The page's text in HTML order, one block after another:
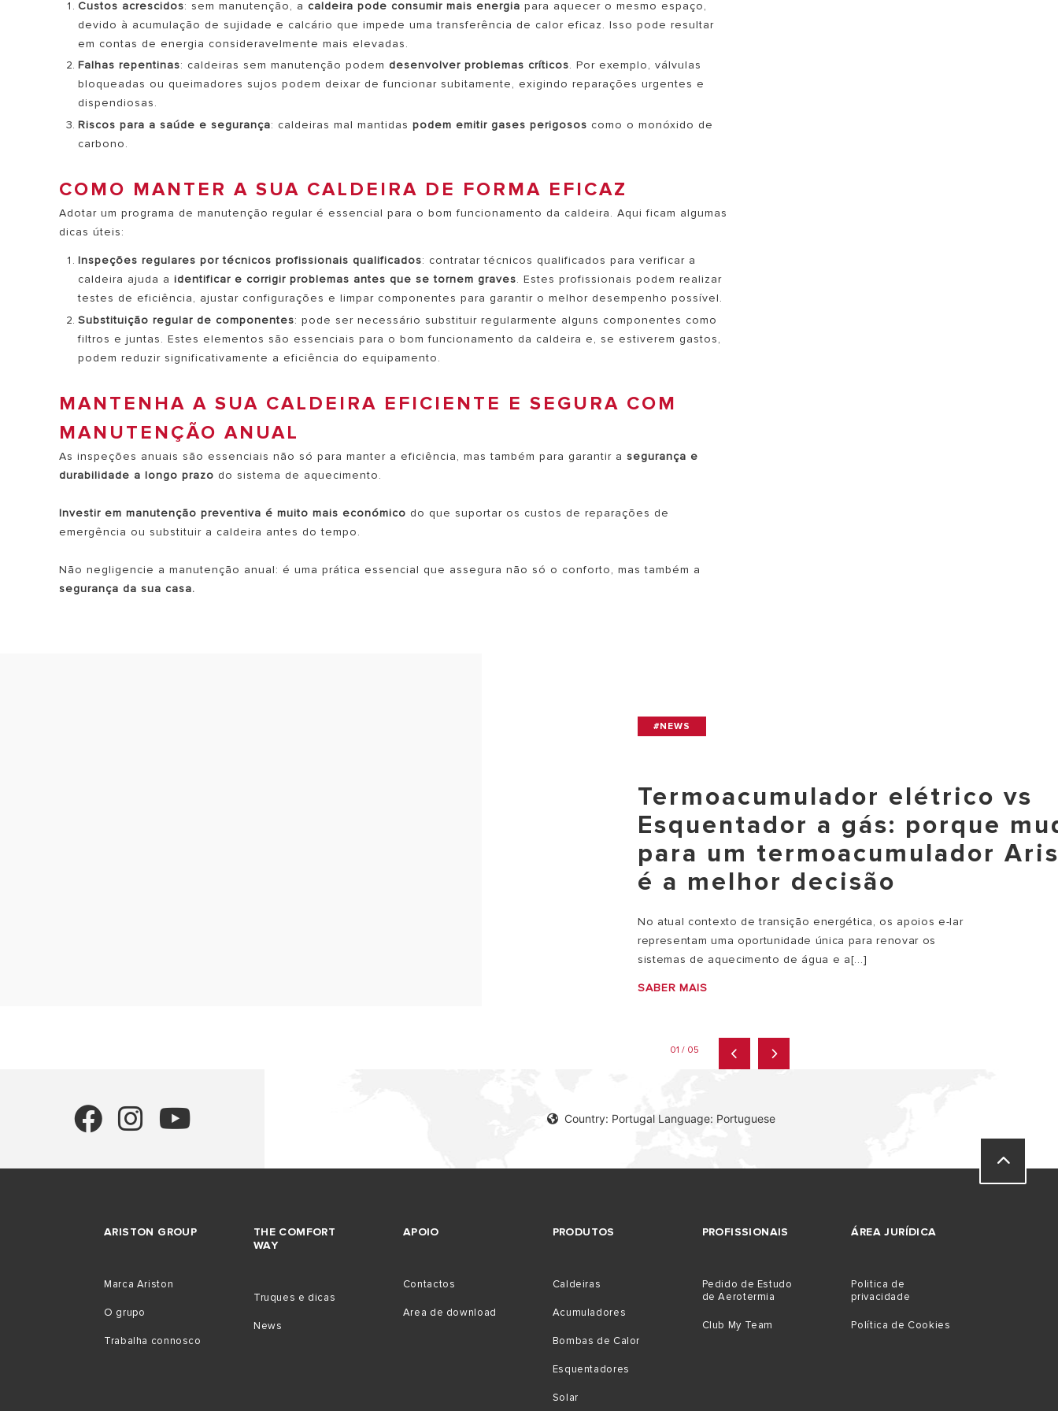
Custos acrescidos: sem manutenção, a caldeira pode consumir mais energia para aquecer o mesmo espaço,
devido à acumulação de sujidade e calcário que impede uma transferência de calor eficaz. Isso pode resultar
em contas de energia consideravelmente mais elevadas.
Falhas repentinas: caldeiras sem manutenção podem desenvolver problemas críticos. Por exemplo, válvulas
bloqueadas ou queimadores sujos podem deixar de funcionar subitamente, exigindo reparações urgentes e
dispendiosas.
Riscos para a saúde e segurança: caldeiras mal mantidas podem emitir gases perigosos como o monóxido de
carbono.
COMO MANTER A SUA CALDEIRA DE FORMA EFICAZ
Adotar um programa de manutenção regular é essencial para o bom funcionamento da caldeira. Aqui ficam algumas
dicas úteis:
Inspeções regulares por técnicos profissionais qualificados: contratar técnicos qualificados para verificar a
caldeira ajuda aidentificar e corrigir problemas antes que se tornem graves. Estes profissionais podem realizar
testes de eficiência, ajustar configurações e limpar componentes para garantir o melhor desempenho possível.
Substituição regular de componentes: pode ser necessário substituir regularmente alguns componentes como
filtros e juntas. Estes elementos são essenciais para o bom funcionamento da caldeira e, se estiverem gastos,
podem reduzir significativamente a eficiência do equipamento.
MANTENHA A SUA CALDEIRA EFICIENTE E SEGURA COM
MANUTENÇÃO ANUAL
As inspeções anuais são essenciais não só para manter a eficiência, mas também para garantir asegurança e
durabilidade a longo prazo do sistema de aquecimento.
Investir em manutenção preventiva é muito mais económico do que suportar os custos de reparações de
emergência ou substituir a caldeira antes do tempo.
Não negligencie a manutenção anual: é uma prática essencial que assegura não só o conforto, mas também a
segurança da sua casa.
#NEWS
Termoacumulador elétrico vs
Esquentador a gás: porque
para um termoacumulador
é a melhor decisão
No atual contexto de transição energética, os apoios e-lar
representam uma oportunidade única para renovar os
sistemas de aquecimento de água e a[...]
SABER MAIS
01 / 05
Country: Portugal Language: Portuguese
ARISTON GROUP
Marca Ariston
O grupo
Trabalha connosco
THE COMFORT
WAY
Truques e dicas
News
APOIO
Contactos
Area de download
PRODUTOS
Caldeiras
Acumuladores
Bombas de Calor
Esquentadores
Solar
PROFISSIONAIS
Pedido de Estudo
de Aerotermia
Club My Team
ÁREA JURÍDICA
Politica de
privacidade
Política de Cookies